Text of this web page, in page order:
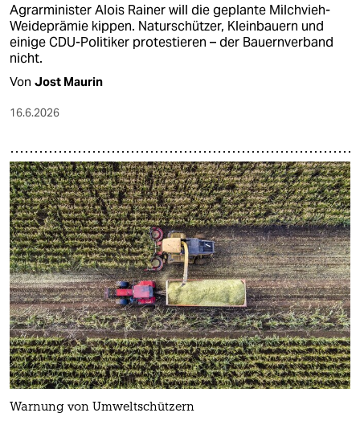
Agrarminister Alois Rainer will die geplante Milchvieh-
Weideprämie kippen. Naturschützer, Kleinbauern und
einige CDU-Politiker protestieren – der Bauernverband
nicht.
Von Jost Maurin
16.6.2026
Warnung von Umweltschützern